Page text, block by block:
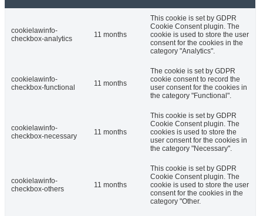
cookielawinfo-
checkbox-analytics
11 months
This cookie is set by GDPR
Cookie Consent plugin. The
cookie is used to store the user
consent for the cookies in the
category "Analytics".
cookielawinfo-
checkbox-functional
11 months
The cookie is set by GDPR
cookie consent to record the
user consent for the cookies in
the category "Functional".
cookielawinfo-
checkbox-necessary
11 months
This cookie is set by GDPR
Cookie Consent plugin. The
cookies is used to store the
user consent for the cookies in
the category "Necessary".
cookielawinfo-
checkbox-others
11 months
This cookie is set by GDPR
Cookie Consent plugin. The
cookie is used to store the user
consent for the cookies in the
category "Other.